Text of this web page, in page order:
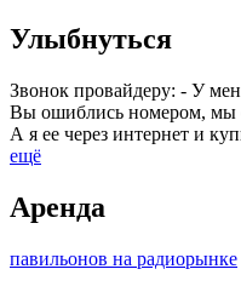
Улыбнуться
Звонок провайдеру: - У
Вы ошиблись номером, мы
А я ее через интернет и
ещё
Аренда
павильонов на радиорынке